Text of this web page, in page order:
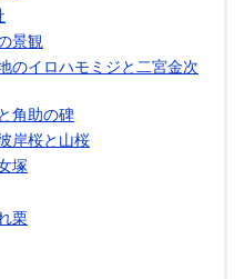
景観
のイロハモミジと二宮金次
角助の碑
岸桜と山桜
塚
栗